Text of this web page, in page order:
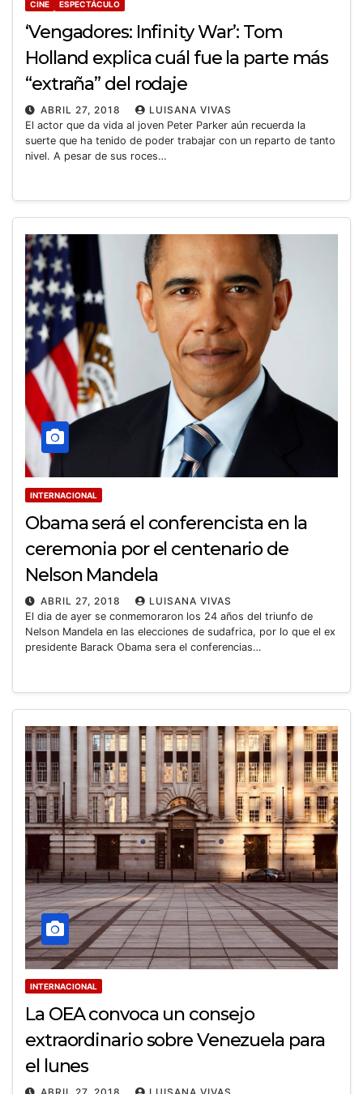
CINE ESPECTÁCULO
‘Vengadores: Infinity War’: Tom
Holland explica cuál fue la parte más
“extraña” del rodaje
ABRIL 27, 2018
LUISANA VIVAS
El actor que da vida al joven Peter Parker aún recuerda la
suerte que ha tenido de poder trabajar con un reparto de tanto
nivel. A pesar de sus roces…
INTERNACIONAL
Obama será el conferencista en la
ceremonia por el centenario de
Nelson Mandela
ABRIL 27, 2018
LUISANA VIVAS
El dia de ayer se conmemoraron los 24 años del triunfo de
Nelson Mandela en las elecciones de sudafrica, por lo que el ex
presidente Barack Obama sera el conferencias…
INTERNACIONAL
La OEA convoca un consejo
extraordinario sobre Venezuela para
el lunes